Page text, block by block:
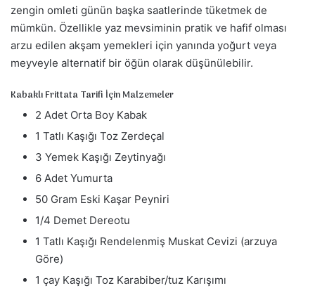
zengin omleti günün başka saatlerinde tüketmek de
mümkün. Özellikle yaz mevsiminin pratik ve hafif olması
arzu edilen akşam yemekleri için yanında yoğurt veya
meyveyle alternatif bir öğün olarak düşünülebilir.
Kabaklı Frittata Tarifi İçin Malzemeler
2 Adet Orta Boy Kabak
1 Tatlı Kaşığı Toz Zerdeçal
3 Yemek Kaşığı Zeytinyağı
6 Adet Yumurta
50 Gram Eski Kaşar Peyniri
1/4 Demet Dereotu
1 Tatlı Kaşığı Rendelenmiş Muskat Cevizi (arzuya
Göre)
1 çay Kaşığı Toz Karabiber/tuz Karışımı